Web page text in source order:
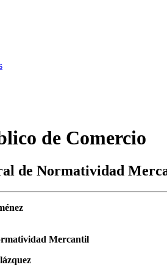
de Comercio
de Normatividad
Mercantil